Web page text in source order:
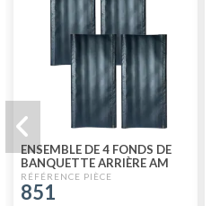
ENSEMBLE DE 4 FONDS DE
BANQUETTE ARRIÈRE AM
SANS PASSAGE DE CEINTURE
TOILE PVC
851